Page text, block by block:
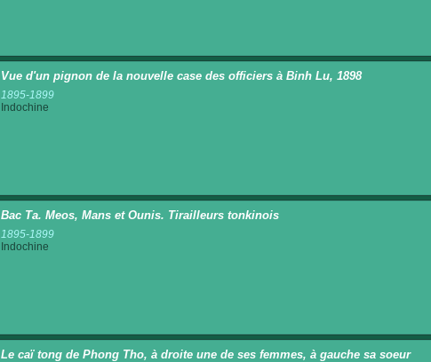
Vue d'un pignon de la nouvelle case des officiers à Binh Lu, 1898
1895-1899
Indochine
Bac Ta. Meos, Mans et Ounis. Tirailleurs tonkinois
1895-1899
Indochine
Le caï tong de Phong Tho, à droite une de ses femmes, à gauche sa soeur